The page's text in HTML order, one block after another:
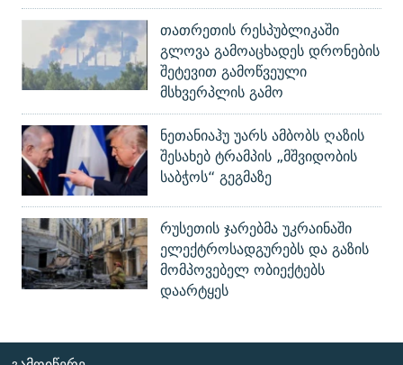
თათრეთის რესპუბლიკაში
გლოვა გამოაცხადეს დრონების
შეტევით გამოწვეული
მსხვერპლის გამო
ნეთანიაჰუ უარს ამბობს ღაზის
შესახებ ტრამპის „მშვიდობის
საბჭოს“ გეგმაზე
რუსეთის ჯარებმა უკრაინაში
ელექტროსადგურებს და გაზის
მომპოვებელ ობიექტებს
დაარტყეს